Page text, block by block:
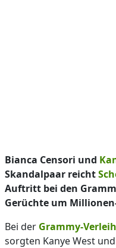
Bianca Censori und
Skandalpaar reicht
Auftritt bei den
Gerüchte um
Bei der Grammy-
sorgten Kanye West